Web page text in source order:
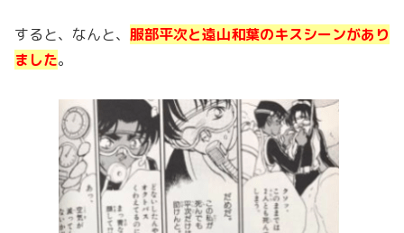
すると、なんと、 服部平次と遠山和葉のキスシーンがあり
ました。